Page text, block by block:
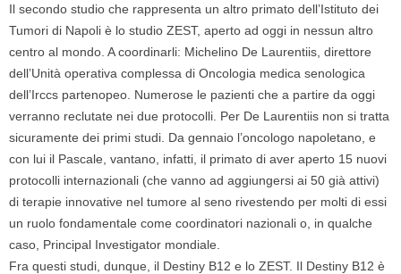
Il secondo studio che rappresenta un altro primato dell’Istituto dei
Tumori di Napoli è lo studio ZEST, aperto ad oggi in nessun altro
centro al mondo. A coordinarli: Michelino De Laurentiis, direttore
dell’Unità operativa complessa di Oncologia medica senologica
dell’Irccs partenopeo. Numerose le pazienti che a partire da oggi
verranno reclutate nei due protocolli. Per De Laurentiis non si tratta
sicuramente dei primi studi. Da gennaio l’oncologo napoletano, e
con lui il Pascale, vantano, infatti, il primato di aver aperto 15 nuovi
protocolli internazionali (che vanno ad aggiungersi ai 50 già attivi)
di terapie innovative nel tumore al seno rivestendo per molti di essi
un ruolo fondamentale come coordinatori nazionali o, in qualche
caso, Principal Investigator mondiale.
Fra questi studi, dunque, il Destiny B12 e lo ZEST. Il Destiny B12 è